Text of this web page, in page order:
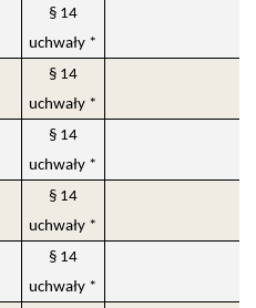
§ 14
uchwały *
§ 14
uchwały *
§ 14
uchwały *
§ 14
uchwały *
§ 14
uchwały *